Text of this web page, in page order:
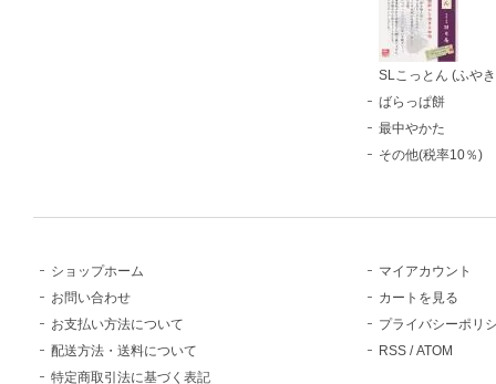
SLこっとん (ふや
ばらっぱ餅
最中やかた
その他(税率10％)
ショップホーム
お問い合わせ
お支払い方法について
配送方法・送料について
特定商取引法に基づく表記
マイアカウント
カートを見る
プライバシーポリ
RSS /ATOM